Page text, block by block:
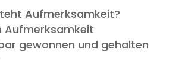
Aufmerksamkeit?
Aufmerksamkeit
gewonnen und gehalten